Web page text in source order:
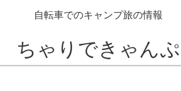
自転車でのキャンプ旅の情報
ちゃりできゃんぷ